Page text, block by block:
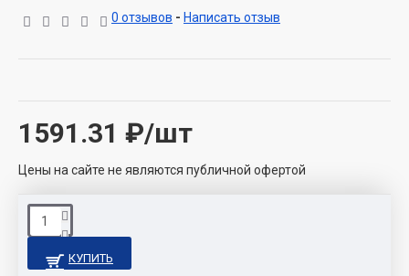
0 отзывов - Написать отзыв
1591.31 ₽/шт
Цены на сайте не являются публичной офертой
КУПИТЬ